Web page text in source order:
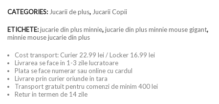
CATEGORIES: Jucarii de plus, Jucarii Copii
ETICHETE:jucarie din plus minnie,jucarie din plus minnie mouse gigant,
minnie mouse jucarie din plus
Cost transport: Curier 22.99 lei / Locker 16.99 lei
Livrarea se face in 1-3 zile lucratoare
Plata se face numerar sau online cu cardul
Livrare prin curier oriunde in tara
Transport gratuit pentru comenzi de minim 400 lei
Retur in termen de 14 zile